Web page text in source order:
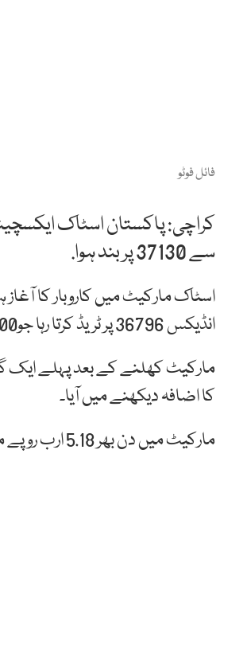
فائل فوٹو
سے 37130 پر بند ہوا.
انڈیکس 36796 پر ٹریڈ کرتا رہا جو100 پوائنٹ کے اضافے سے 36909 پر پہنچ گیا۔
کا اضافہ دیکھنے میں آیا۔
مارکیٹ میں دن بھر 5.18 ارب روپے مالیت کے 14.35 کروڑ شئیرز کا کاروبار کیا گیا۔